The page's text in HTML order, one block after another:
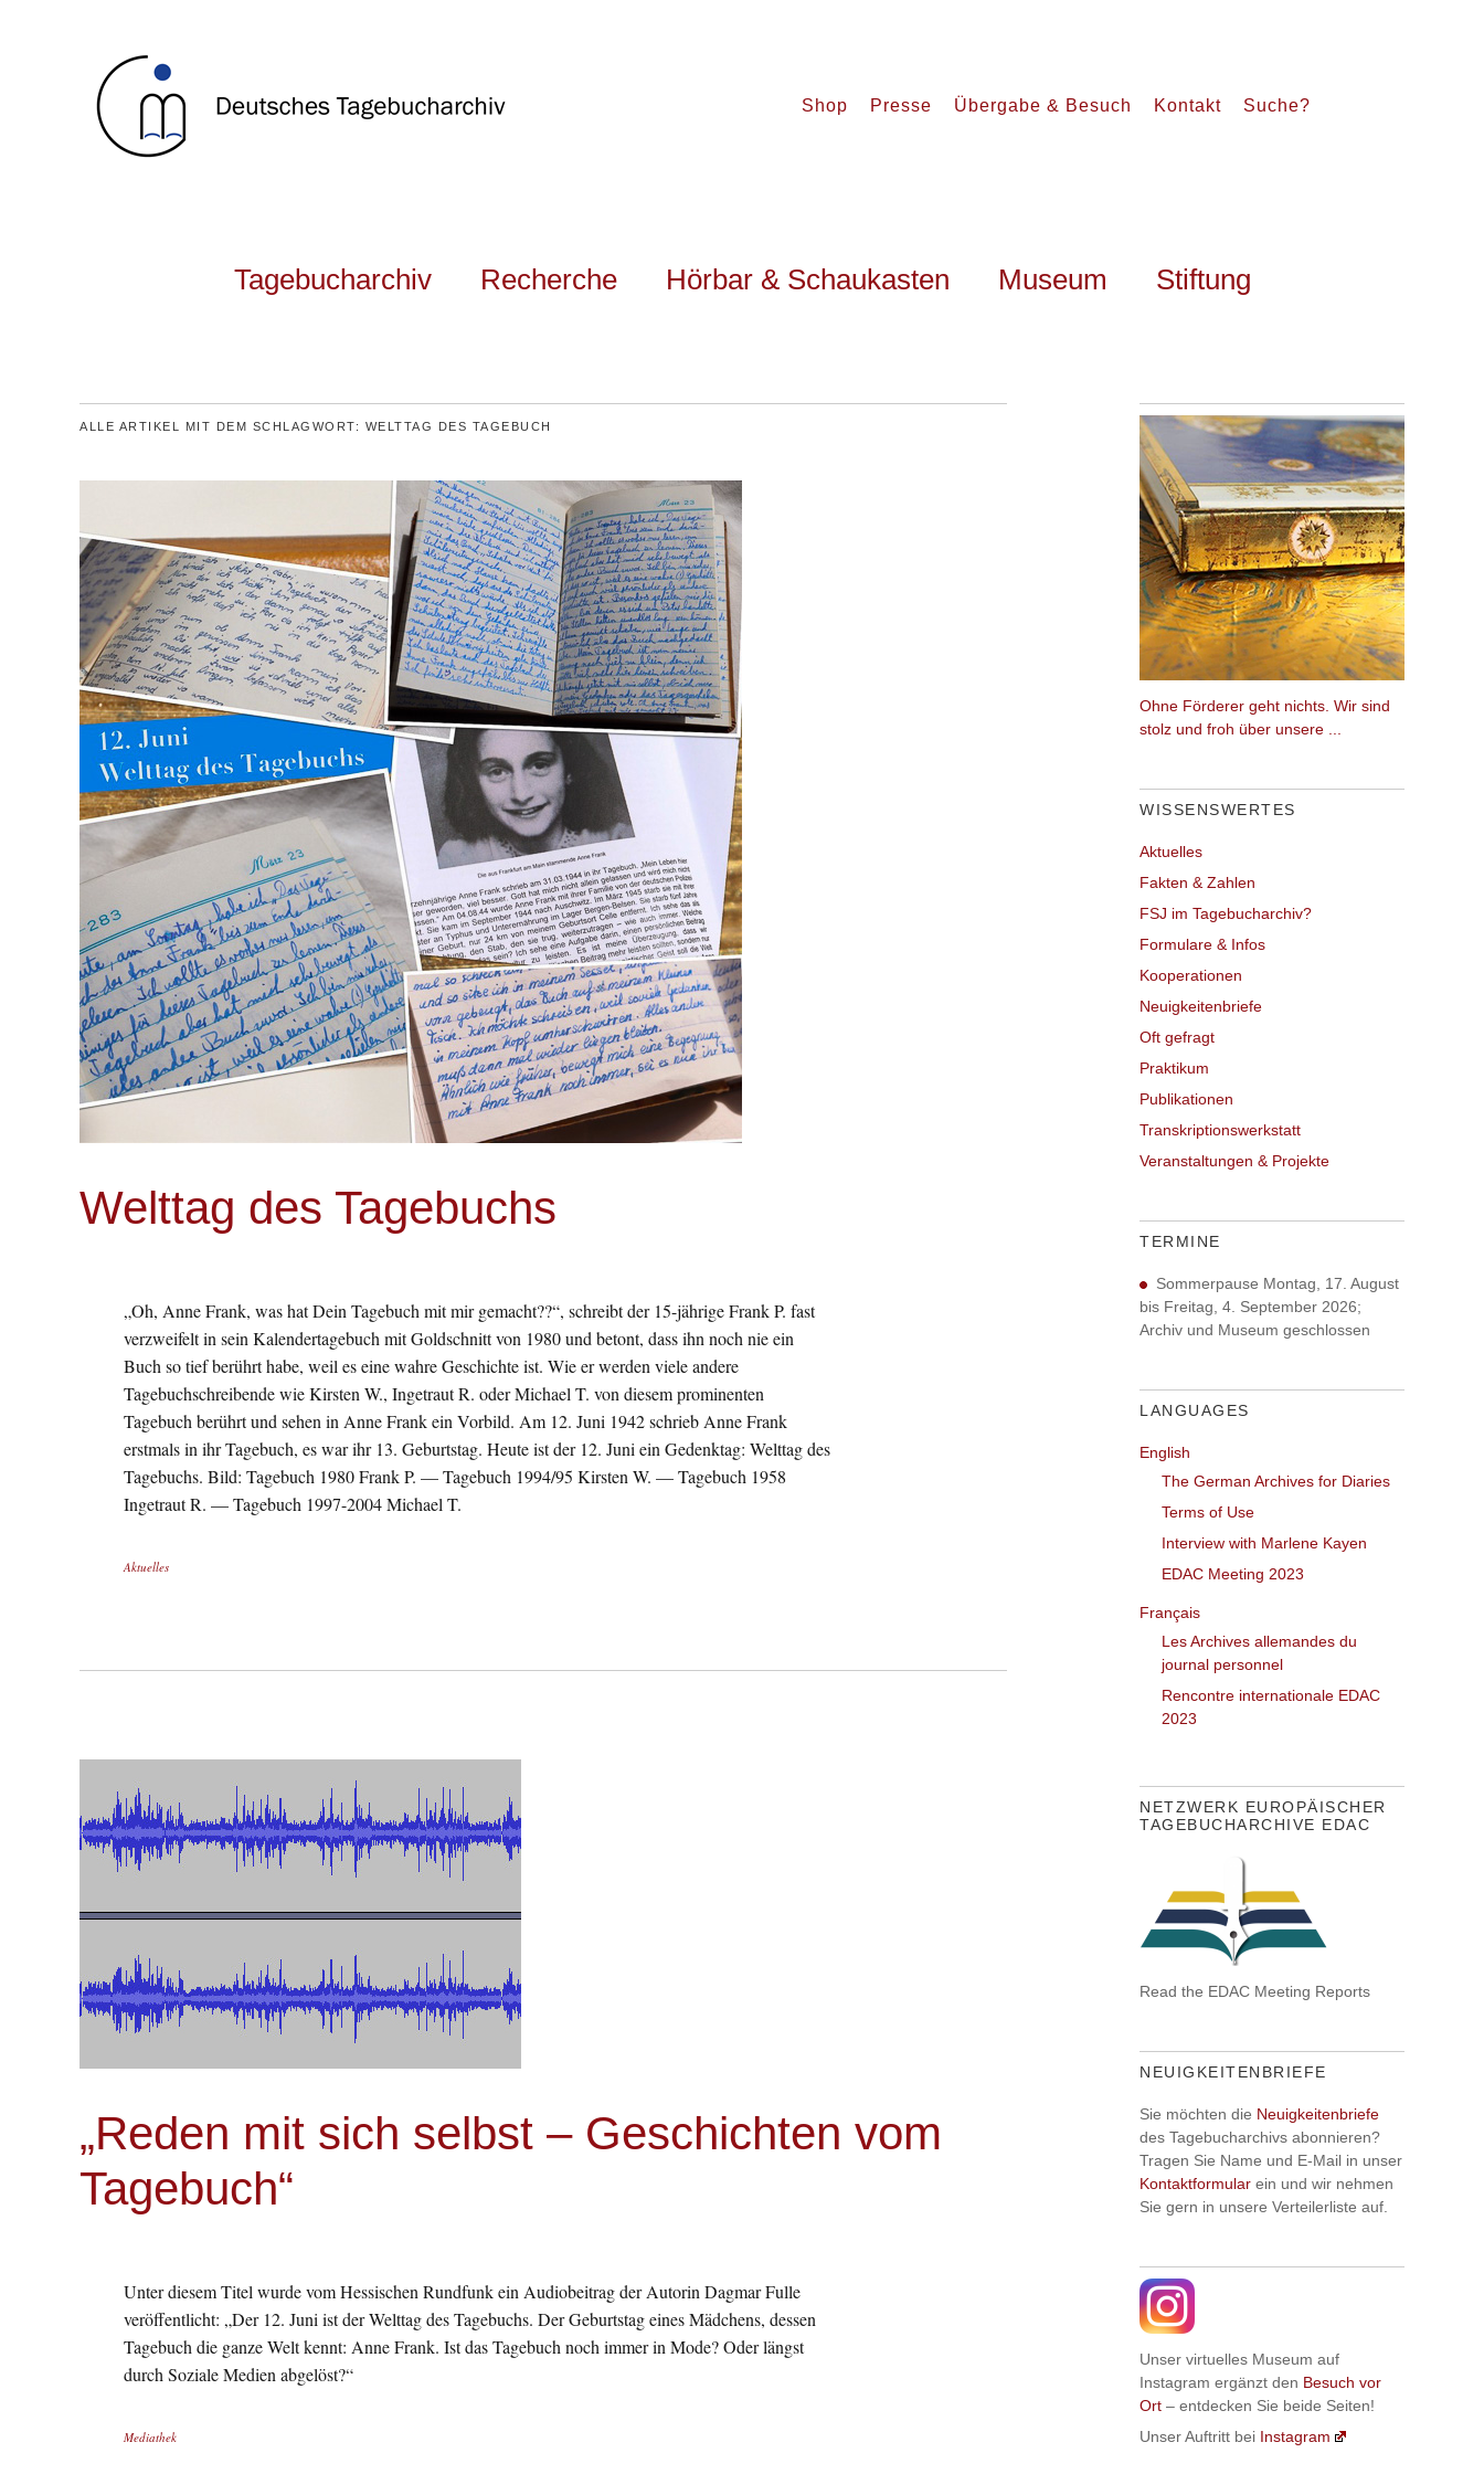
Shop Presse Übergabe & Besuch Kontakt Suche?
Tagebucharchiv Recherche Hörbar & Schaukasten Museum Stiftung
ALLE ARTIKEL MIT DEM SCHLAGWORT: WELTTAG DES TAGEBUCH
Welttag des Tagebuchs
„Oh, Anne Frank, was hat Dein Tagebuch mit mir gemacht??“, schreibt der 15-jährige Frank P. fast
verzweifelt in sein Kalendertagebuch mit Goldschnitt von 1980 und betont, dass ihn noch nie ein
Buch so tief berührt habe, weil es eine wahre Geschichte ist. Wie er werden viele andere
Tagebuchschreibende wie Kirsten W., Ingetraut R. oder Michael T. von diesem prominenten
Tagebuch berührt und sehen in Anne Frank ein Vorbild. Am 12. Juni 1942 schrieb Anne Frank
erstmals in ihr Tagebuch, es war ihr 13. Geburtstag. Heute ist der 12. Juni ein Gedenktag: Welttag des
Tagebuchs. Bild: Tagebuch 1980 Frank P. — Tagebuch 1994/95 Kirsten W. — Tagebuch 1958
Ingetraut R. — Tagebuch 1997-2004 Michael T.
Aktuelles
„Reden mit sich selbst – Geschichten vom
Tagebuch“
Unter diesem Titel wurde vom Hessischen Rundfunk ein Audiobeitrag der Autorin Dagmar Fulle
veröffentlicht: „Der 12. Juni ist der Welttag des Tagebuchs. Der Geburtstag eines Mädchens, dessen
Tagebuch die ganze Welt kennt: Anne Frank. Ist das Tagebuch noch immer in Mode? Oder längst
durch Soziale Medien abgelöst?“
Mediathek
Ohne Förderer geht nichts. Wir sind
stolz und froh über unsere ...
WISSENSWERTES
Aktuelles
Fakten & Zahlen
FSJ im Tagebucharchiv?
Formulare & Infos
Kooperationen
Neuigkeitenbriefe
Oft gefragt
Praktikum
Publikationen
Transkriptionswerkstatt
Veranstaltungen & Projekte
TERMINE
Sommerpause Montag, 17. August
bis Freitag, 4. September 2026;
Archiv und Museum geschlossen
LANGUAGES
English
The German Archives for Diaries
Terms of Use
Interview with Marlene Kayen
EDAC Meeting 2023
Français
Les Archives allemandes du
journal personnel
Rencontre internationale EDAC
2023
NETZWERK EUROPÄISCHER
TAGEBUCHARCHIVE EDAC
Read the EDAC Meeting Reports
NEUIGKEITENBRIEFE
Sie möchten die Neuigkeitenbriefe
des Tagebucharchivs abonnieren?
Tragen Sie Name und E-Mail in unser
Kontaktformular ein und wir nehmen
Sie gern in unsere Verteilerliste auf.
Unser virtuelles Museum auf
Instagram ergänzt den Besuch vor
Ort – entdecken Sie beide Seiten!
Unser Auftritt bei Instagram